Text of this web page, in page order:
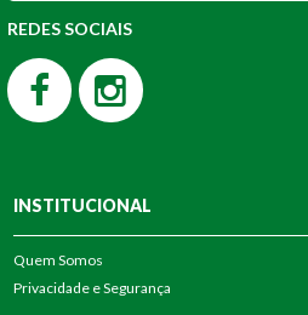
REDES SOCIAIS
INSTITUCIONAL
Quem Somos
Privacidade e Segurança